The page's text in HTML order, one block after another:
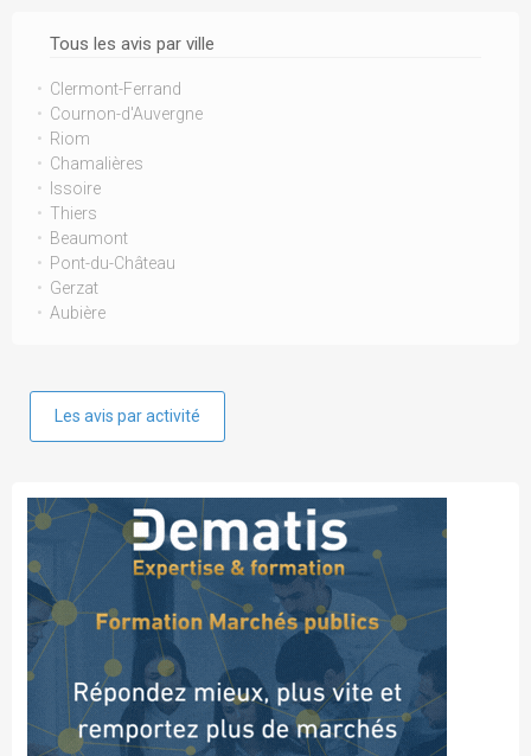
Tous les avis par ville
Clermont-Ferrand
Cournon-d'Auvergne
Riom
Chamalières
Issoire
Thiers
Beaumont
Pont-du-Château
Gerzat
Aubière
Les avis par activité